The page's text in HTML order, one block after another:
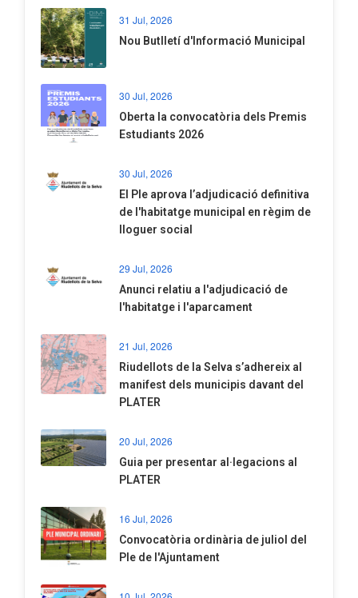
31 Jul, 2026
Nou Butlletí d'Informació Municipal
30 Jul, 2026
Oberta la convocatòria dels Premis
Estudiants 2026
30 Jul, 2026
El Ple aprova l’adjudicació definitiva
de l'habitatge municipal en règim de
lloguer social
29 Jul, 2026
Anunci relatiu a l'adjudicació de
l'habitatge i l'aparcament
21 Jul, 2026
Riudellots de la Selva s’adhereix al
manifest dels municipis davant del
PLATER
20 Jul, 2026
​Guia per presentar al·legacions al
PLATER
16 Jul, 2026
Convocatòria ordinària de juliol del
Ple de l'Ajuntament